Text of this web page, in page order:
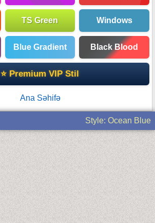
TS Green Windows
Blue Gradient Black Blood
⭐ Premium VIP Stil
Ana Səhifə
Style: Ocean Blue